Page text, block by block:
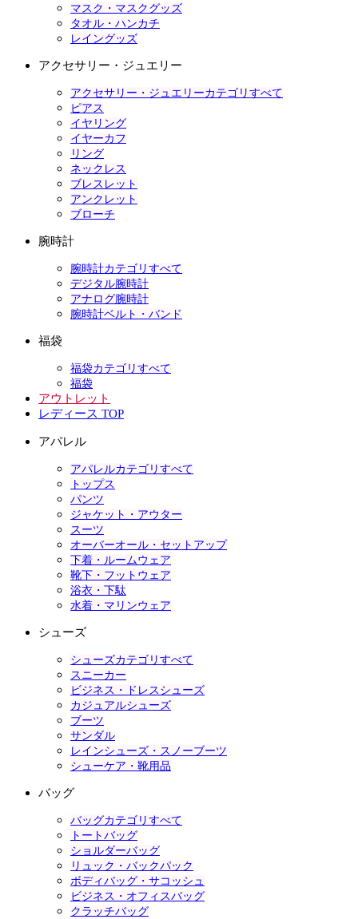
マスク・マスクグッズ
タオル・ハンカチ
レイングッズ
アクセサリー・ジュエリー
アクセサリー・ジュエリーカテゴリすべて
ピアス
イヤリング
イヤーカフ
リング
ネックレス
ブレスレット
アンクレット
ブローチ
腕時計
腕時計カテゴリすべて
デジタル腕時計
アナログ腕時計
腕時計ベルト・バンド
福袋
福袋カテゴリすべて
福袋
アウトレット
レディース TOP
アパレル
アパレルカテゴリすべて
トップス
パンツ
ジャケット・アウター
スーツ
オーバーオール・セットアップ
下着・ルームウェア
靴下・フットウェア
浴衣・下駄
水着・マリンウェア
シューズ
シューズカテゴリすべて
スニーカー
ビジネス・ドレスシューズ
カジュアルシューズ
ブーツ
サンダル
レインシューズ・スノーブーツ
シューケア・靴用品
バッグ
バッグカテゴリすべて
トートバッグ
ショルダーバッグ
リュック・バックパック
ボディバッグ・サコッシュ
ビジネス・オフィスバッグ
クラッチバッグ